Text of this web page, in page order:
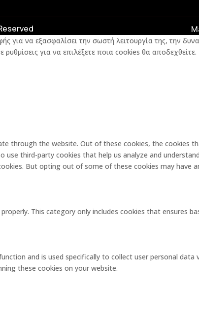
για να εξασφαλίσει την σωστή λειτουργία της, την
για να επιλέξετε ποια cookies θα αποδεχθείτε.
through the website. Out of these cookies, the cookies
third-party cookies that help us analyze and
But opting out of some of these cookies may have
This category only includes cookies that ensures
and is used specifically to collect user personal
these cookies on your website.